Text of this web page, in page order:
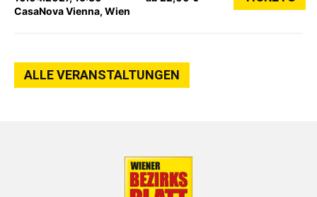
CasaNova Vienna, Wien
ALLE VERANSTALTUNGEN